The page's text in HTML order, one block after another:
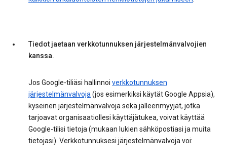
Tiedot jaetaan verkkotunnuksen järjestelmänvalvojien
kanssa.
Jos Google-tiliäsi hallinnoi verkkotunnuksen
järjestelmänvalvoja(jos esimerkiksi käytät Google Appsia),
kyseinen järjestelmänvalvoja sekä jälleenmyyjät, jotka
tarjoavat organisaatiollesi käyttäjätukea, voivat käyttää
Google-tilisi tietoja (mukaan lukien sähköpostiasi ja muita
tietojasi). Verkkotunnuksesi järjestelmänvalvoja voi: